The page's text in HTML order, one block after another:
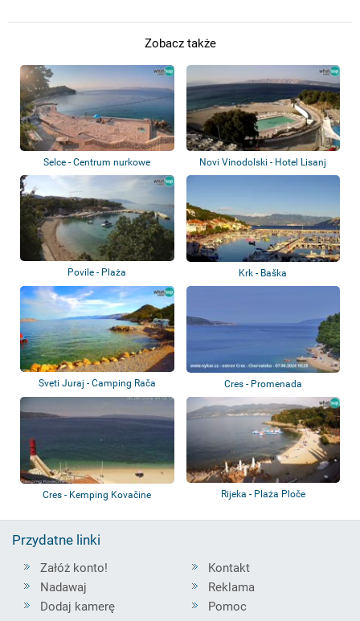
Zobacz także
Selce - Centrum nurkowe Novi Vinodolski - Hotel Lisanj
Povile - Plaża Krk - Baška
Sveti Juraj - Camping Rača Cres - Promenada
Cres - Kemping Kovačine Rijeka - Plaża Ploče
Przydatne linki
Załóż konto!
Nadawaj
Dodaj kamerę
Kontakt
Reklama
Pomoc